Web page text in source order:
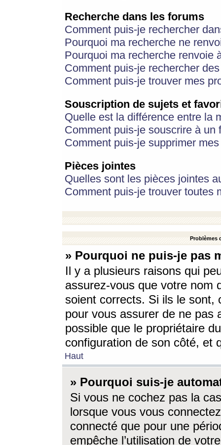
Recherche dans les forums
Comment puis-je rechercher
Pourquoi ma recherche ne
Pourquoi ma recherche renvoie
Comment puis-je rechercher
Comment puis-je trouver mes
Souscription de sujets et
Quelle est la différence entre la
Comment puis-je souscrire à
Comment puis-je supprimer
Pièces jointes
Quelles sont les pièces jointes
Comment puis-je trouver toutes
Problèmes
» Pourquoi ne puis-je pas
Il y a plusieurs raisons qui
assurez-vous que votre nom
soient corrects. Si ils le sont,
pour vous assurer de ne pas
possible que le propriétaire
configuration de son côté, et
Haut
» Pourquoi suis-je
Si vous ne cochez pas la
lorsque vous vous
connecté que pour une
empêche l’utilisation de